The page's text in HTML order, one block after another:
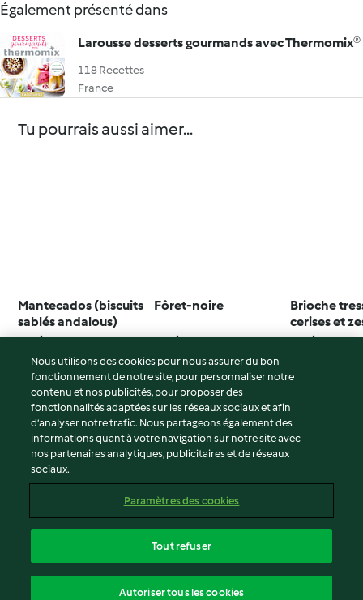
Également présenté dans
Larousse desserts gourmands avec Thermomix®
118 Recettes
France
Tu pourrais aussi aimer...
Mantecados (biscuits
sablés andalous)
3.5 (10)
Fôret-noire
4.5 (24)
Brioche
cerises et
d'agrumes
3.4 (16)
© Copyright 2026
Conditions d'utilisation
Politique de confidentialité
Mentions légales
Contenu du rapport
Nous utilisons des cookies pour nous assurer du bon
fonctionnement de notre site, pour personnaliser notre
contenu et nos publicités, pour proposer des
fonctionnalités adaptées sur les réseaux sociaux et afin
d’analyser notre trafic. Nous partageons également des
informations quant à votre navigation sur notre site avec
nos partenaires analytiques, publicitaires et de réseaux
sociaux.
Paramètres des cookies
Tout refuser
Autoriser tous les cookies